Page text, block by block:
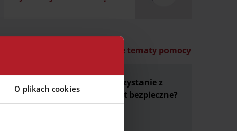
O plikach cookies
Wszystkie tematy pomocy
mi
płatności
Czy korzystanie z
kart jest bezpieczne?